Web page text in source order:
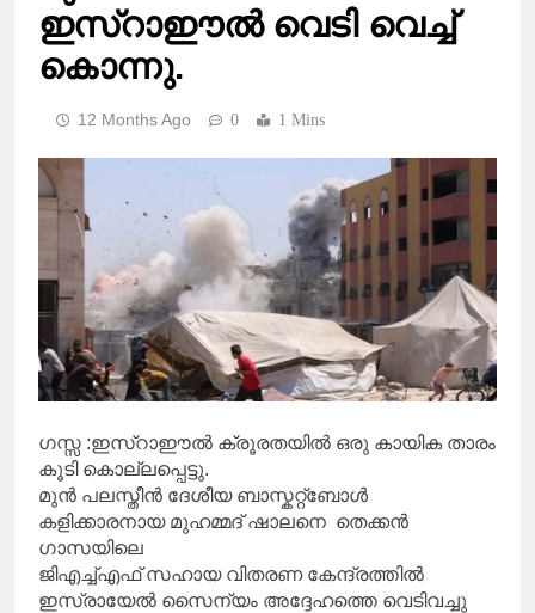
ഇസ്റാഈൽ വെടി വെച്ച്
കൊന്നു.
12 Months Ago 0 1 Mins
ഗസ്സ :ഇസ്റാഈൽ ക്രൂരതയിൽ ഒരു കായിക താരം
കൂടി കൊല്ലപ്പെട്ടു.
മുൻ പലസ്തീൻ ദേശീയ ബാസ്കറ്റ്ബോൾ
കളിക്കാരനായ മുഹമ്മദ് ഷാലനെ തെക്കൻ
ഗാസയിലെ
ജിഎച്ച്എഫ് സഹായ വിതരണ കേന്ദ്രത്തിൽ
ഇസ്രായേൽ സൈന്യം അദ്ദേഹത്തെ വെടിവച്ചു